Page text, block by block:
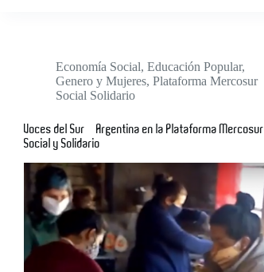
Economía Social, Educación Popular,
Genero y Mujeres, Plataforma Mercosur
Social Solidario
Voces del Sur – Argentina en la Plataforma Mercosur
Social y Solidario